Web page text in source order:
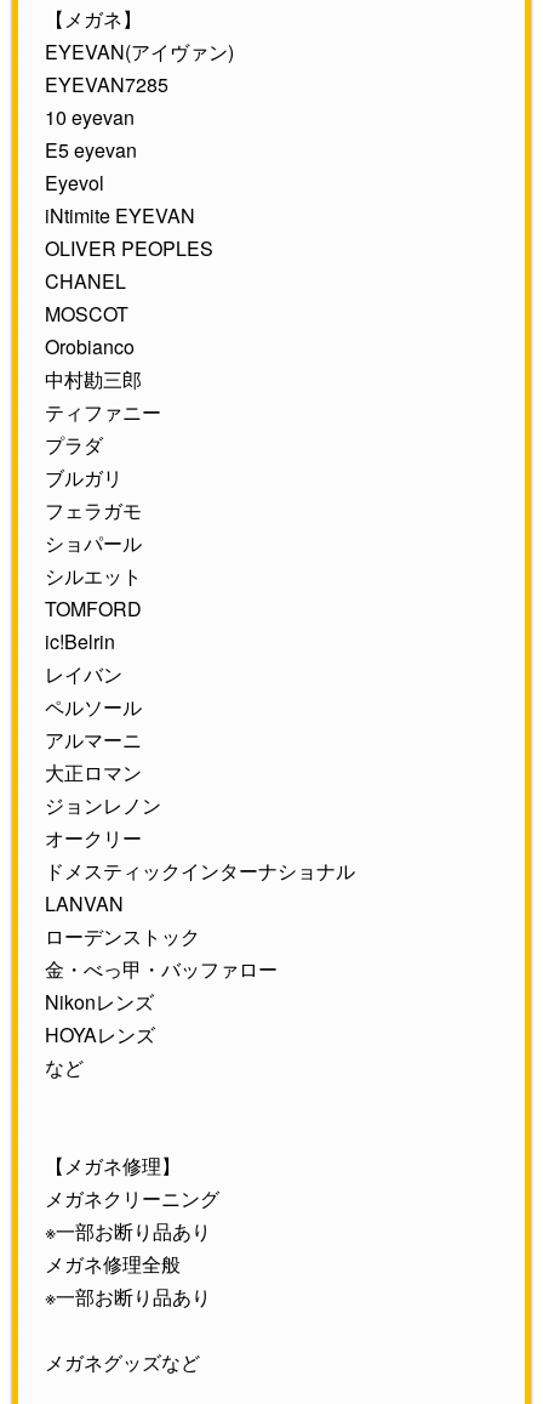
【メガネ】
EYEVAN(アイヴァン)
EYEVAN7285
10 eyevan
E5 eyevan
Eyevol
iNtimite EYEVAN
OLIVER PEOPLES
CHANEL
MOSCOT
Orobianco
中村勘三郎
ティファニー
プラダ
ブルガリ
フェラガモ
ショパール
シルエット
TOMFORD
ic!Belrin
レイバン
ペルソール
アルマーニ
大正ロマン
ジョンレノン
オークリー
ドメスティックインターナショナル
LANVAN
ローデンストック
金・べっ甲・バッファロー
Nikonレンズ
HOYAレンズ
など
【メガネ修理】
メガネクリーニング
※一部お断り品あり
メガネ修理全般
※一部お断り品あり
メガネグッズなど